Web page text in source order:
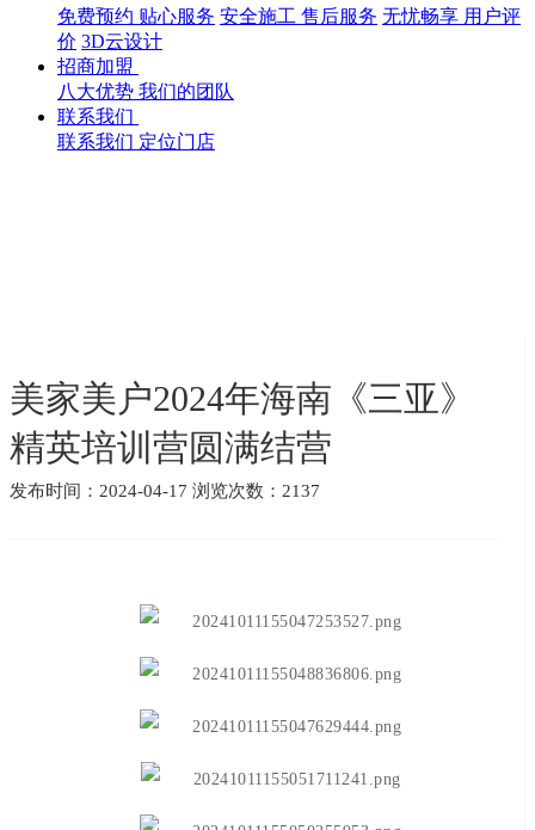
免费预约 贴心服务 安全施工 售后服务 无忧畅享 用户评
价 3D云设计
招商加盟
八大优势 我们的团队
联系我们
联系我们 定位门店
美家美户2024年海南《三亚》
精英培训营圆满结营
发布时间：2024-04-17 浏览次数：2137